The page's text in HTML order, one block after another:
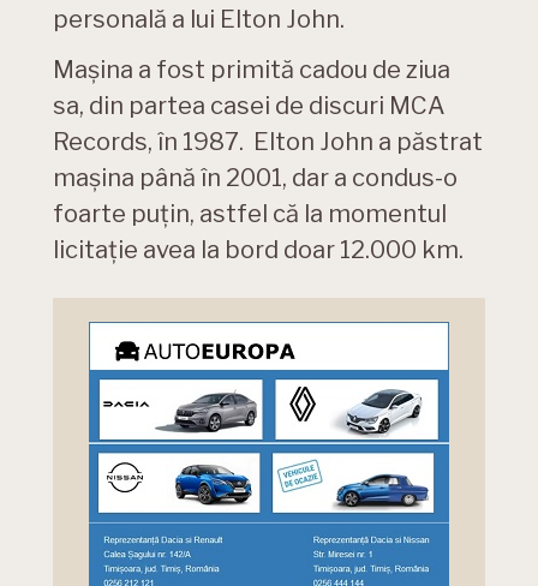
personală a lui Elton John.
Mașina a fost primită cadou de ziua
sa, din partea casei de discuri MCA
Records, în 1987. Elton John a păstrat
mașina până în 2001, dar a condus-o
foarte puțin, astfel că la momentul
licitație avea la bord doar 12.000 km.